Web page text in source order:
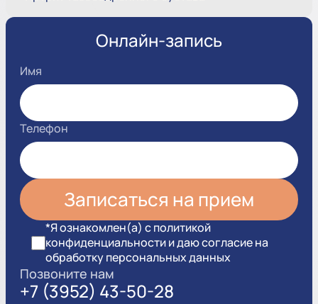
Онлайн-запись
Имя
Телефон
*Я ознакомлен(а) с политикой
конфиденциальности и даю согласие на
обработку персональных данных
Позвоните нам
+7 (3952) 43-50-28